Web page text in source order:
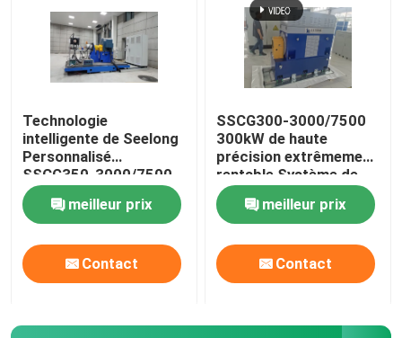
Technologie
intelligente de Seelong
Personnalisé
SSCG350-3000/7500
Banque de test de
performance
dynométrique du
moteur de 350 kW
meilleur prix
Contact
SSCG300-3000/7500
300kW de haute
précision extrêmement
rentable Système de
banc d'essai
dynamomètre
électrique pour tester
les performances du
moteur EV
meilleur prix
Contact